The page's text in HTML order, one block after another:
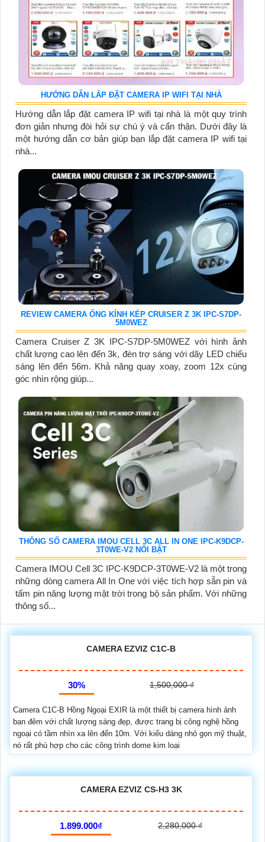
HƯỚNG DẪN LẮP ĐẶT CAMERA IP WIFI TẠI NHÀ
Hướng dẫn lắp đặt camera IP wifi tại nhà là một quy trình
đơn giản nhưng đòi hỏi sự chú ý và cẩn thận. Dưới đây là
một hướng dẫn cơ bản giúp bạn lắp đặt camera IP wifi tại
nhà...
REVIEW CAMERA ỐNG KÍNH KÉP CRUISER Z 3K IPC-S7DP-
5M0WEZ
Camera Cruiser Z 3K IPC-S7DP-5M0WEZ với hình ảnh
chất lượng cao lên đến 3k, đèn trợ sáng với dãy LED chiếu
sáng lên đến 56m. Khả năng quay xoay, zoom 12x cùng
góc nhìn rộng giúp...
THÔNG SỐ CAMERA IMOU CELL 3C ALL IN ONE IPC-K9DCP-
3T0WE-V2 NỔI BẬT
Camera IMOU Cell 3C IPC-K9DCP-3T0WE-V2 là một trong
những dòng camera All In One với việc tích hợp sẵn pin và
tấm pin năng lượng mặt trời trong bộ sản phẩm. Với những
thông số...
CAMERA EZVIZ C1C-B
30% 1,500,000 ₫
Camera C1C-B Hồng Ngoại EXIR là một thiết bị camera hình ảnh
ban đêm với chất lượng sáng đẹp, được trang bị công nghệ hồng
ngoại có tầm nhìn xa lên đến 10m. Với kiểu dáng nhỏ gọn mỹ thuật,
nó rất phù hợp cho các công trình dome kim loại
CAMERA EZVIZ CS-H3 3K
1.899.000₫ 2,280,000 ₫